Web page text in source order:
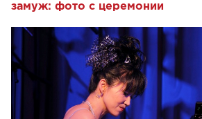
замуж: фото с церемонии